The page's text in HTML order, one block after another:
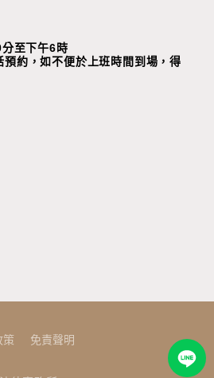
至下午6時
預約，如不便於上班時間到場，得
策 免責聲明